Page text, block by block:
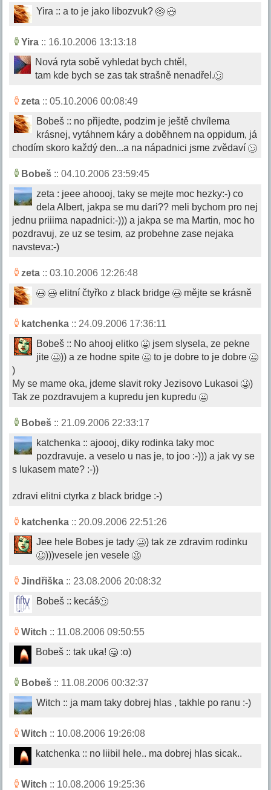
Yira :: a to je jako libozvuk?
Yira :: 16.10.2006 13:13:18
Nová ryta sobě vyhledat bych chtěl,
tam kde bych se zas tak strašně nenadřel.
zeta :: 05.10.2006 00:08:49
Bobeš :: no přijedte, podzim je ještě chvílema
krásnej, vytáhnem káry a doběhnem na oppidum, já
chodím skoro každý den...a na nápadnici jsme zvědaví
Bobeš :: 04.10.2006 23:59:45
zeta : jeee ahoooj, taky se mejte moc hezky:-) co
dela Albert, jakpa se mu dari?? meli bychom pro nej
jednu priiima napadnici:-))) a jakpa se ma Martin, moc ho
pozdravuj, ze uz se tesim, az probehne zase nejaka
navsteva:-)
zeta :: 03.10.2006 12:26:48
elitní čtyřko z black bridge
mějte se krásně
katchenka :: 24.09.2006 17:36:11
Bobeš :: No ahooj elitko
jsem slysela, ze pekne
jite
)) a ze hodne spite
to je dobre to je dobre
)
My se mame oka, jdeme slavit roky Jezisovo Lukasoi
)
Tak ze pozdravujem a kupredu jen kupredu
Bobeš :: 21.09.2006 22:33:17
katchenka :: ajoooj, diky rodinka taky moc
pozdravuje. a veselo u nas je, to joo :-))) a jak vy se
s lukasem mate? :-))
zdravi elitni ctyrka z black bridge :-)
katchenka :: 20.09.2006 22:51:26
Jee hele Bobes je tady
) tak ze zdravim rodinku
)))vesele jen vesele
Jindřiška :: 23.08.2006 20:08:32
Bobeš :: kecáš
Witch :: 11.08.2006 09:50:55
Bobeš :: tak uka!
:o)
Bobeš :: 11.08.2006 00:32:37
Witch :: ja mam taky dobrej hlas , takhle po ranu :-)
Witch :: 10.08.2006 19:26:08
katchenka :: no liibil hele.. ma dobrej hlas sicak..
Witch :: 10.08.2006 19:25:36